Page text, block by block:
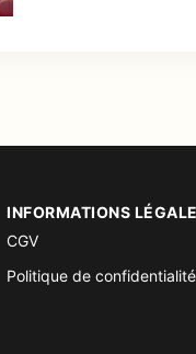
INFORMATIONS
CGV
Politique de confidentialité